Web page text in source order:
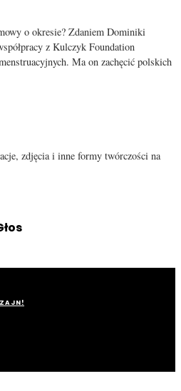
o okresie? Zdaniem Dominiki
z Kulczyk Foundation
Ma on zachęcić polskich
zdjęcia i inne formy twórczości na